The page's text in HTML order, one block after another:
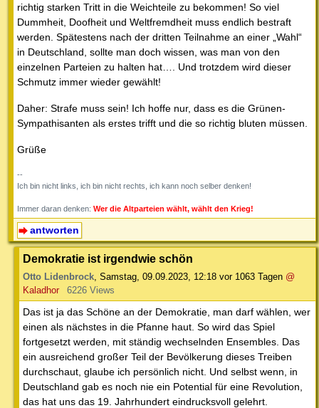
richtig starken Tritt in die Weichteile zu bekommen! So viel
Dummheit, Doofheit und Weltfremdheit muss endlich bestraft
werden. Spätestens nach der dritten Teilnahme an einer „Wahl“
in Deutschland, sollte man doch wissen, was man von den
einzelnen Parteien zu halten hat…. Und trotzdem wird dieser
Schmutz immer wieder gewählt!
Daher: Strafe muss sein! Ich hoffe nur, dass es die Grünen-
Sympathisanten als erstes trifft und die so richtig bluten müssen.
Grüße
--
Ich bin nicht links, ich bin nicht rechts, ich kann noch selber denken!
Immer daran denken: Wer die Altparteien wählt, wählt den Krieg!
antworten
Demokratie ist irgendwie schön
Otto Lidenbrock Samstag, 09.09.2023, 12:18 vor 1063 Tagen @
Kaladhor
6226 Views
Das ist ja das Schöne an der Demokratie, man darf wählen, wer
einen als nächstes in die Pfanne haut. So wird das Spiel
fortgesetzt werden, mit ständig wechselnden Ensembles. Das
ein ausreichend großer Teil der Bevölkerung dieses Treiben
durchschaut, glaube ich persönlich nicht. Und selbst wenn, in
Deutschland gab es noch nie ein Potential für eine Revolution,
das hat uns das 19. Jahrhundert eindrucksvoll gelehrt.